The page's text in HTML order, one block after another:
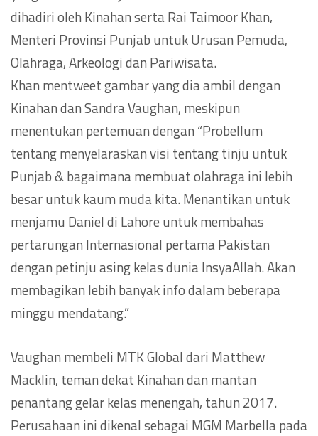
dihadiri oleh Kinahan serta Rai Taimoor Khan,
Menteri Provinsi Punjab untuk Urusan Pemuda,
Olahraga, Arkeologi dan Pariwisata.
Khan mentweet gambar yang dia ambil dengan
Kinahan dan Sandra Vaughan, meskipun
menentukan pertemuan dengan “Probellum
tentang menyelaraskan visi tentang tinju untuk
Punjab & bagaimana membuat olahraga ini lebih
besar untuk kaum muda kita. Menantikan untuk
menjamu Daniel di Lahore untuk membahas
pertarungan Internasional pertama Pakistan
dengan petinju asing kelas dunia InsyaAllah. Akan
membagikan lebih banyak info dalam beberapa
minggu mendatang.”
Vaughan membeli MTK Global dari Matthew
Macklin, teman dekat Kinahan dan mantan
penantang gelar kelas menengah, tahun 2017.
Perusahaan ini dikenal sebagai MGM Marbella pada